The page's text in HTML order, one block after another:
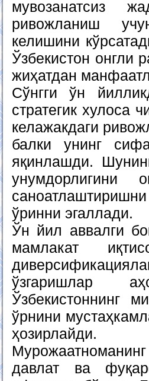
мувозанатсиз
ривожланиш
келишини
Ўзбекистон онгли
жиҳатдан
Сўнгги ўн
стратегик хулоса
келажакдаги
балки унинг
яқинлашди.
унумдорлигини
ўринни эгаллади.
Ўн йил аввалги
мамлакат
ўзгаришлар
Ўзбекистоннинг
ўрнини
ҳозирлайди.
давлат ва